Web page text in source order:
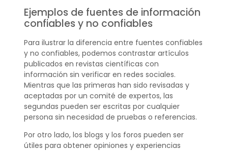
Ejemplos de fuentes de información
confiables y no confiables
Para ilustrar la diferencia entre fuentes confiables
y no confiables, podemos contrastar artículos
publicados en revistas científicas con
información sin verificar en redes sociales.
Mientras que las primeras han sido revisadas y
aceptadas por un comité de expertos, las
segundas pueden ser escritas por cualquier
persona sin necesidad de pruebas o referencias.
Por otro lado, los blogs y los foros pueden ser
útiles para obtener opiniones y experiencias